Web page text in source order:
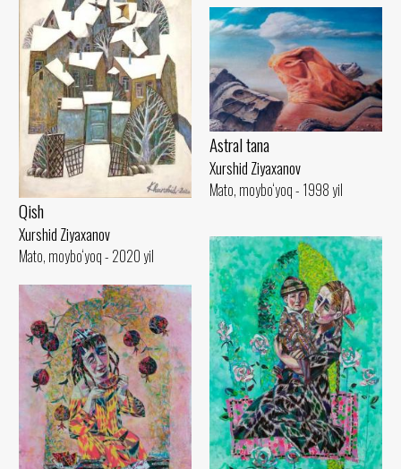
Qish
Xurshid Ziyaxanov
Mato, moybo‘yoq - 2020 yil
Astral tana
Xurshid Ziyaxanov
Mato, moybo‘yoq - 1998 yil